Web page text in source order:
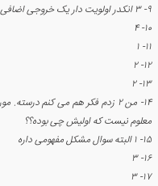
۹- ۳ انکدر اولویت دار یک خروجی اضافی برای صفر بودن یا نبودن همه بیتهای ورودی دارد
۱۰- ۴
۱۱- ۱
۱۲- ۲
۱۳- ۲
معلوم نیست که اولیش چی بوده؟؟
۱۵- ۱ البته سوال مشکل مفهومی داره
۱۶- ۳
۱۷- ۳